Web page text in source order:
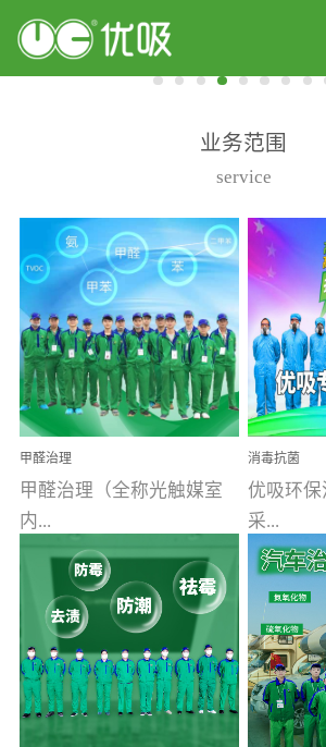
业务范围
service
甲醛治理
甲醛治理（全称光触媒室
内...
空气污染净化治理）工业
文明的进步，创造了多姿
多彩的家居产品和生活情
调，但也带来了以甲醛为
首的室内...
消毒抗菌
优吸环保
采...
用行业
液，具备
毒的功
99.99%
液来说